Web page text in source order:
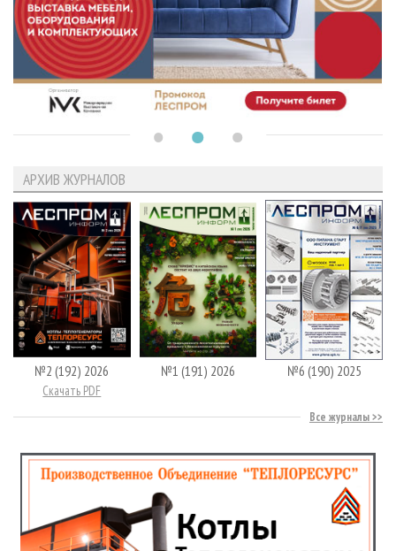
АРХИВ ЖУРНАЛОВ
№2 (192) 2026
Скачать PDF
№1 (191) 2026 №6 (190) 2025
Все журналы